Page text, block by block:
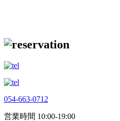
054-663-0712
営業時間 10:00-19:00